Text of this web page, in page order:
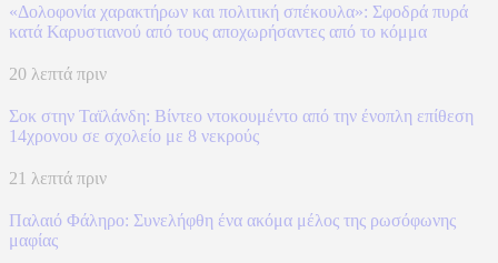
«Δολοφονία χαρακτήρων και πολιτική σπέκουλα»: Σφοδρά πυρά
κατά Καρυστιανού από τους αποχωρήσαντες από το κόμμα
20 λεπτά πριν
Σοκ στην Ταϊλάνδη: Βίντεο ντοκουμέντο από την ένοπλη επίθεση
14χρονου σε σχολείο με 8 νεκρούς
21 λεπτά πριν
Παλαιό Φάληρο: Συνελήφθη ένα ακόμα μέλος της ρωσόφωνης
μαφίας